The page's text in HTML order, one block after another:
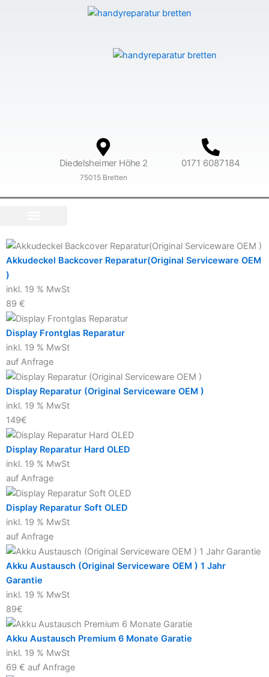
Diedelsheimer Höhe 2
75015 Bretten
0171 6087184
Akkudeckel Backcover Reparatur(Original Serviceware OEM
)
inkl. 19 % MwSt
89 €
Display Frontglas Reparatur
inkl. 19 % MwSt
auf Anfrage
Display Reparatur (Original Serviceware OEM )
inkl. 19 % MwSt
149€
Display Reparatur Hard OLED
inkl. 19 % MwSt
auf Anfrage
Display Reparatur Soft OLED
inkl. 19 % MwSt
auf Anfrage
Akku Austausch (Original Serviceware OEM ) 1 Jahr
Garantie
inkl. 19 % MwSt
89€
Akku Austausch Premium 6 Monate Garatie
inkl. 19 % MwSt
69 € auf Anfrage